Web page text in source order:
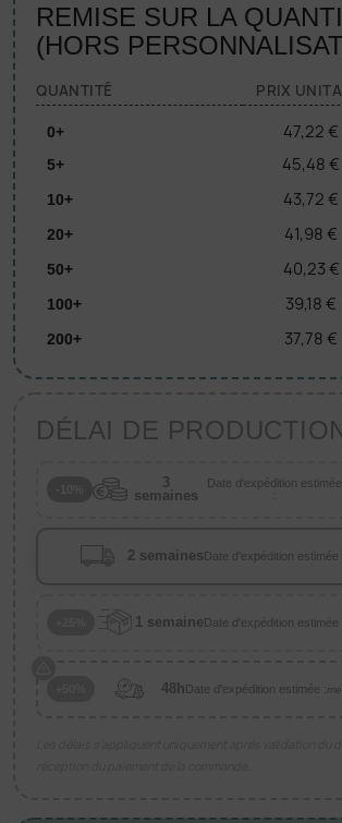
REMISE SUR LA
(HORS
QUANTITÉ PRIX
0+ 47,22 €
5+ 45,48 €
10+ 43,72 €
20+ 41,98 €
50+ 40,23 €
100+ 39,18 €
200+ 37,78 €
DÉLAI DE
3
semaines
Date d'expédition estimée
:
2 semainesDate d'expédition estimée
1 semaineDate d'expédition estimée
48hDate d'expédition estimée :